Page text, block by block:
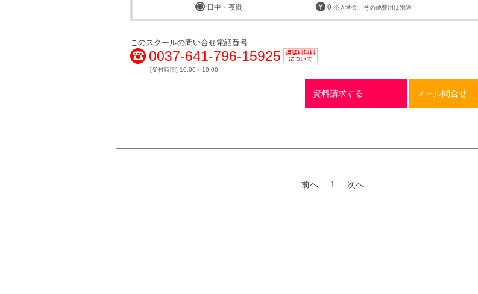
日中・夜間 0 ※入学金、その他費用は別途
このスクールの問い合せ電話番号
0037-641-796-15925
無料
[受付時間] 10:00～19:00
資料請求する メール問合せ
前へ 1 次へ